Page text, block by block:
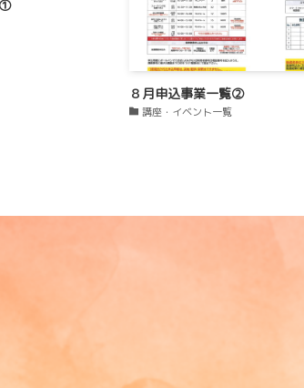
①
８月申込事業一覧②
講座・イベント一覧